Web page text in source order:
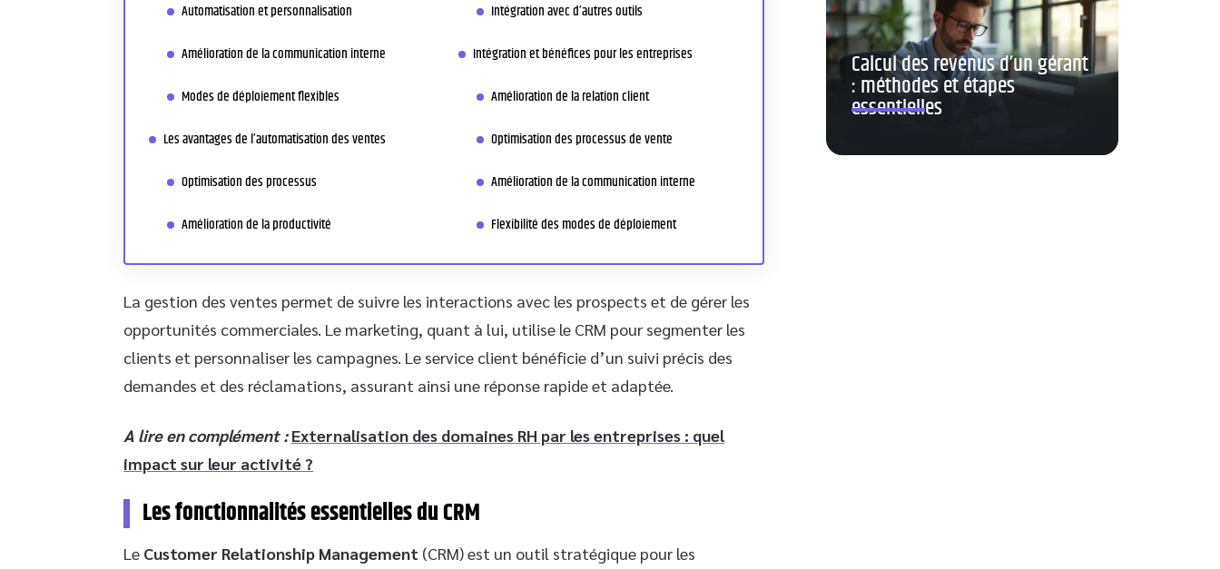
Automatisation et personnalisation
Amélioration de la communication interne
Modes de déploiement flexibles
Les avantages de l’automatisation des ventes
Optimisation des processus
Amélioration de la productivité
Intégration avec d’autres outils
Intégration et bénéfices pour les entreprises
Amélioration de la relation client
Optimisation des processus de vente
Amélioration de la communication interne
Flexibilité des modes de déploiement
La gestion des ventes permet de suivre les interactions avec les prospects et de gérer les
opportunités commerciales. Le marketing, quant à lui, utilise le CRM pour segmenter les
clients et personnaliser les campagnes. Le service client bénéficie d’un suivi précis des
demandes et des réclamations, assurant ainsi une réponse rapide et adaptée.
A lire en complément : Externalisation des domaines RH par les entreprises : quel
impact sur leur activité ?
Les fonctionnalités essentielles du CRM
Le Customer Relationship Management (CRM) est un outil stratégique pour les
Calcul des revenus d’un gérant
: méthodes et étapes
essentielles